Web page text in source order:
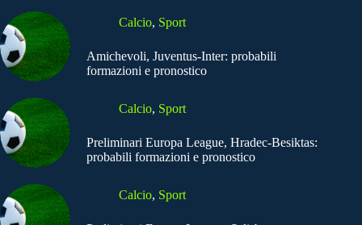
Calcio, Sport
Amichevoli, Juventus-Inter: probabili
formazioni e pronostico
Calcio, Sport
Preliminari Europa League, Hradec-Besiktas:
probabili formazioni e pronostico
Calcio, Sport